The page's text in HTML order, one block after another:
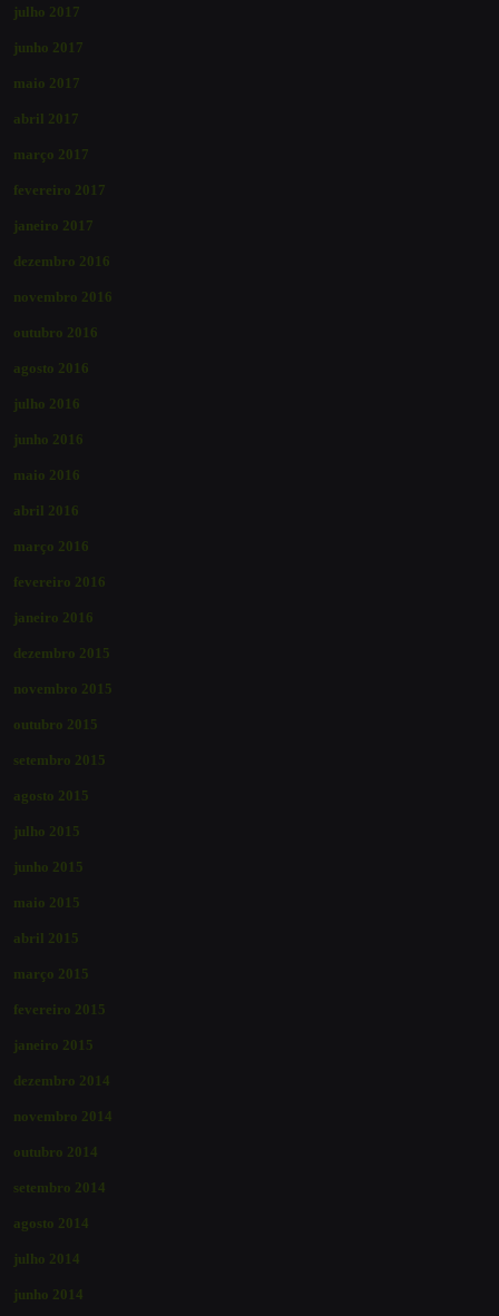
julho 2017
junho 2017
maio 2017
abril 2017
março 2017
fevereiro 2017
janeiro 2017
dezembro 2016
novembro 2016
outubro 2016
agosto 2016
julho 2016
junho 2016
maio 2016
abril 2016
março 2016
fevereiro 2016
janeiro 2016
dezembro 2015
novembro 2015
outubro 2015
setembro 2015
agosto 2015
julho 2015
junho 2015
maio 2015
abril 2015
março 2015
fevereiro 2015
janeiro 2015
dezembro 2014
novembro 2014
outubro 2014
setembro 2014
agosto 2014
julho 2014
junho 2014